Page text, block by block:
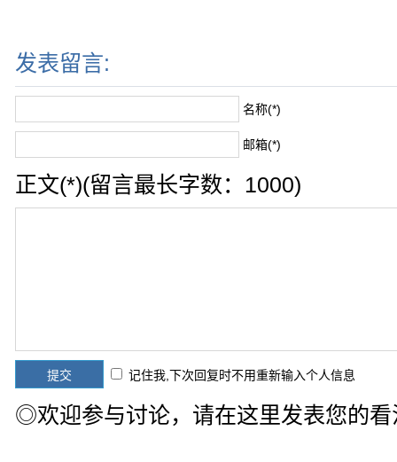
发表留言:
名称(*)
邮箱(*)
正文(*)(留言最长字数：1000)
记住我,下次回复时不用重新输入个人信息
◎欢迎参与讨论，请在这里发表您的